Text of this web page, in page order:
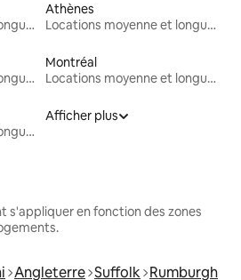
Locations moyenne et longue durée
Athènes
Locations moyenne et longue durée
Locations moyenne et longue durée
Montréal
Locations moyenne et longue durée
Locations moyenne et longue durée
Afficher plus
s'appliquer en fonction des zones
Angleterre Suffolk Rumburgh